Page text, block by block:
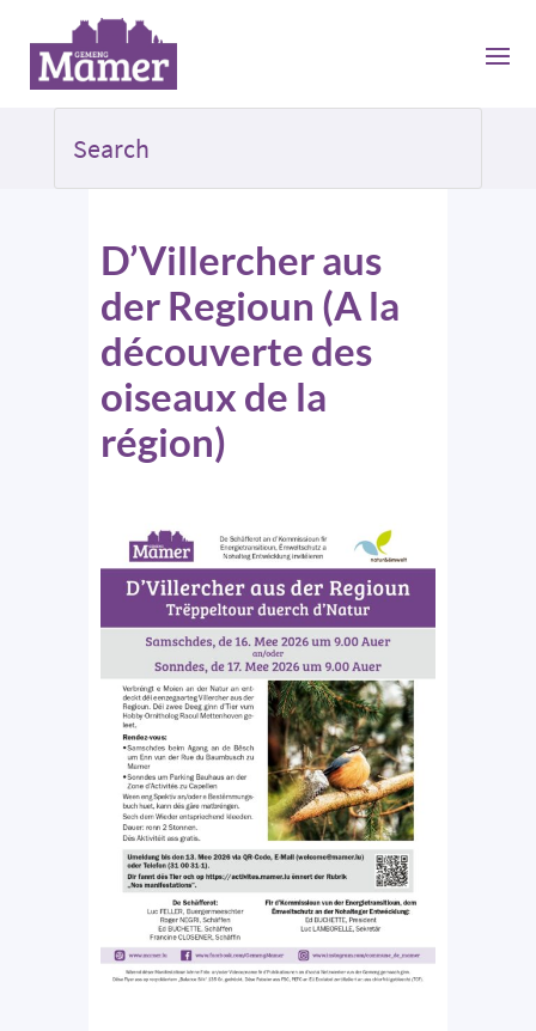
D’Villercher aus
der Regioun (A la
découverte des
oiseaux de la
région)